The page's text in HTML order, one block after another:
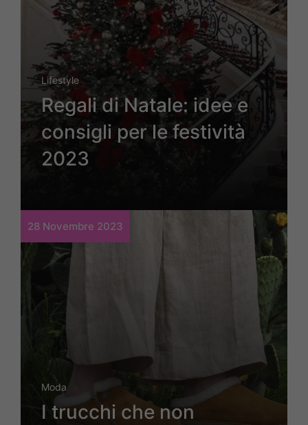
Lifestyle
Regali di Natale: idee e
consigli per le festività
2023
28 Novembre 2023
Moda
I trucchi che non